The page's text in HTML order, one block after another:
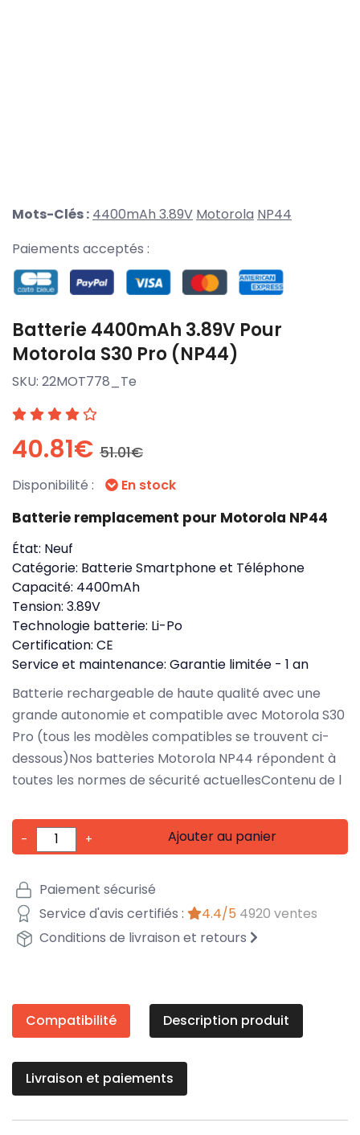
Mots-Clés : 4400mAh 3.89V Motorola NP44
Paiements acceptés :
Batterie 4400mAh 3.89V Pour
Motorola S30 Pro (NP44)
SKU: 22MOT778_Te
40.81€ 51.01€
Disponibilité : En stock
Batterie remplacement pour Motorola NP44
État: Neuf
Catégorie: Batterie Smartphone et Téléphone
Capacité: 4400mAh
Tension: 3.89V
Technologie batterie: Li-Po
Certification: CE
Service et maintenance: Garantie limitée - 1 an
Batterie rechargeable de haute qualité avec une
grande autonomie et compatible avec Motorola S30
Pro (tous les modèles compatibles se trouvent ci-
dessous)Nos batteries Motorola NP44 répondent à
toutes les normes de sécurité actuellesContenu de l
- + Ajouter au panier
Paiement sécurisé
Service d'avis certifiés :
4.4/5 4920 ventes
Conditions de livraison et retours
Compatibilité Description produit
Livraison et paiements